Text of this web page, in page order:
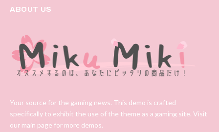
ABOUT US
Your source for the gaming news. This demo is crafted
specifically to exhibit the use of the theme as a gaming site. Visit
our main page for more demos.